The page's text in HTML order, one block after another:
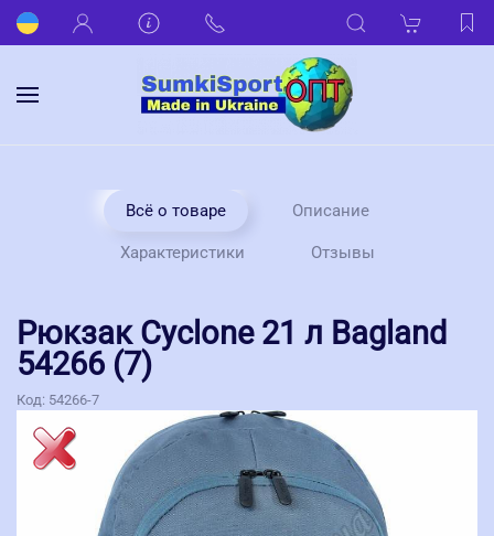
Всё о товаре Описание
Характеристики Отзывы
Рюкзак Cyclone 21 л Bagland
54266 (7)
Код: 54266-7